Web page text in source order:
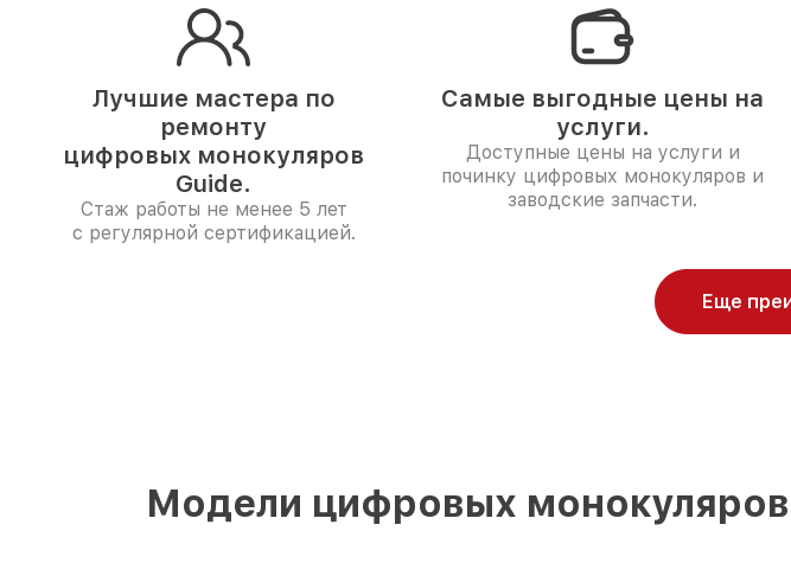
Лучшие мастера по
ремонту
цифровых монокуляров
Guide.
Стаж работы не менее 5 лет
с регулярной сертификацией.
Самые выгодные цены на
услуги.
Доступные цены на услуги и
починку цифровых монокуляров и
заводские запчасти.
Еще
Модели цифровых